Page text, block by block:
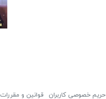
حریم خصوصی کاربران قوانین و مقررات